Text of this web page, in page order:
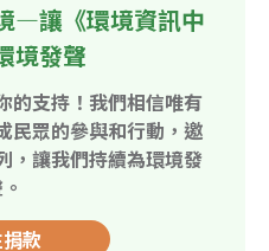
—讓《環境資訊中
境發聲
的支持！我們相信唯有
民眾的參與和行動，邀
，讓我們持續為環境發
款